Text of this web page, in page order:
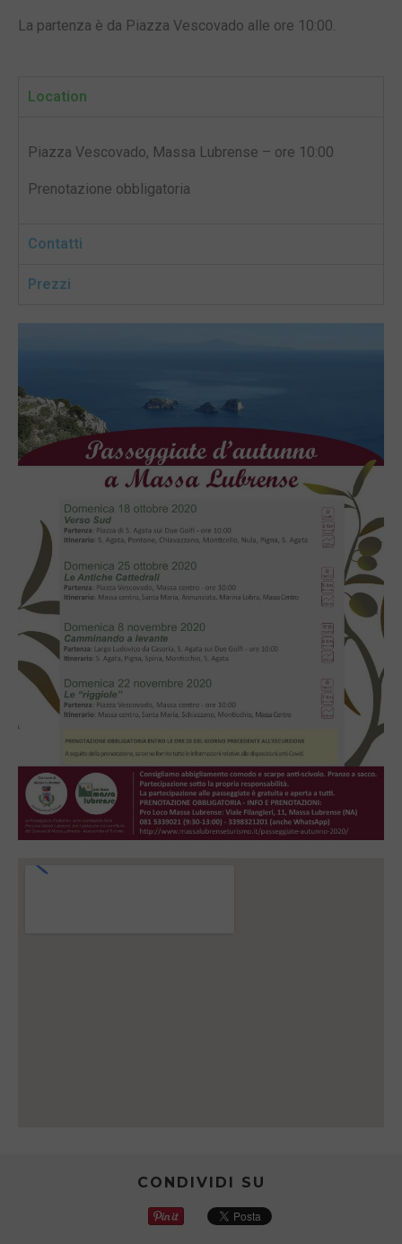
La partenza è da Piazza Vescovado alle ore 10:00.
Location
Piazza Vescovado, Massa Lubrense – ore 10:00
Prenotazione obbligatoria
Contatti
Prezzi
CONDIVIDI SU